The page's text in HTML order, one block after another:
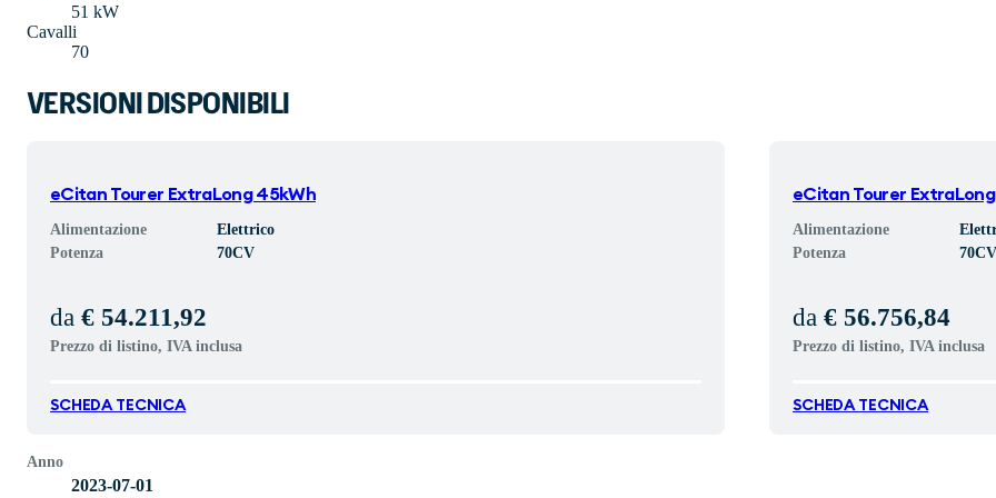
51 kW
Cavalli
70
VERSIONI DISPONIBILI
eCitan Tourer ExtraLong 45kWh
Alimentazione
Elettrico
Potenza
70CV
da € 54.211,92
Prezzo di listino, IVA inclusa
SCHEDA TECNICA
eCitan Tourer
Alimentazione
Potenza
70CV
da € 56.756,84
Prezzo di listino, IVA inclusa
SCHEDA TECNICA
Anno
2023-07-01